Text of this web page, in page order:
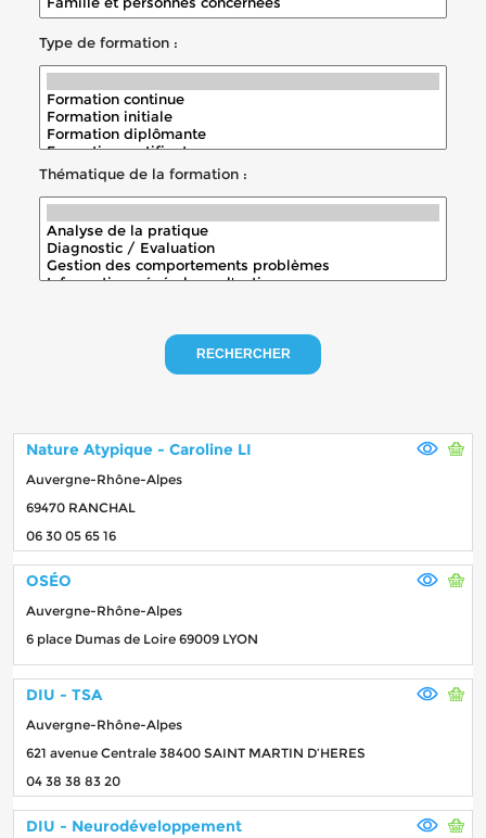
Type de formation :
Thématique de la formation :
RECHERCHER
Nature Atypique - Caroline LI
Auvergne-Rhône-Alpes
69470 RANCHAL
06 30 05 65 16
OSÉO
Auvergne-Rhône-Alpes
6 place Dumas de Loire 69009 LYON
DIU - TSA
Auvergne-Rhône-Alpes
621 avenue Centrale 38400 SAINT MARTIN D’HERES
04 38 38 83 20
DIU - Neurodéveloppement